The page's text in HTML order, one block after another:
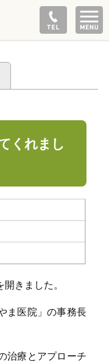
くれまし
きました。
ま医院」の事務長
治療とアプローチ